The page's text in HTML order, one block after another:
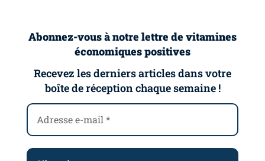
Abonnez-vous à notre lettre de vitamines
économiques positives
Recevez les derniers articles dans votre
boîte de réception chaque semaine !